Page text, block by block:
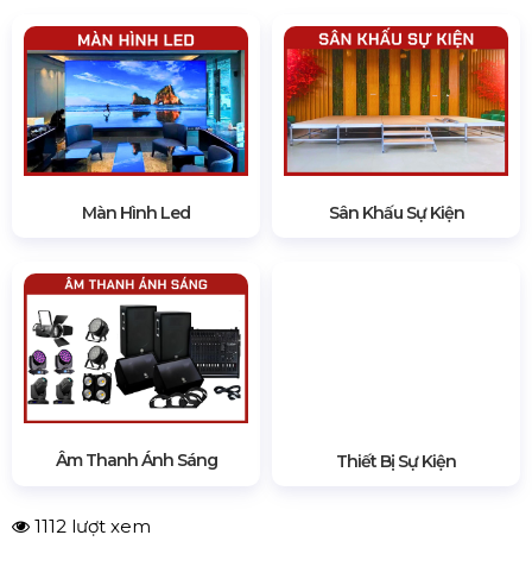
Màn Hình Led Sân Khấu Sự Kiện
Âm Thanh Ánh Sáng Thiết Bị Sự Kiện
1112 lượt xem